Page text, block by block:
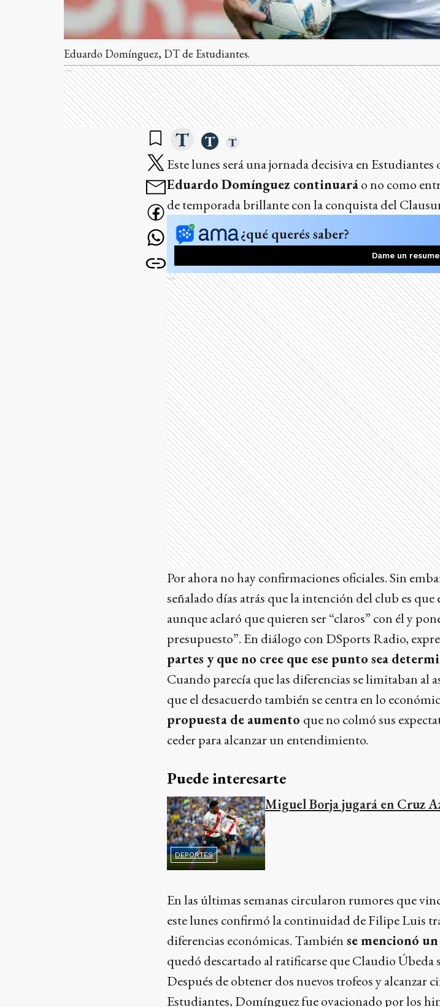
Eduardo Domínguez, DT de Estudiantes.
Ads
Este lunes será una jornada decisiva en Estudiantes
Eduardo Domínguez continuaráo no como
de temporada brillante con la conquista del
¿qué querés saber?
Dame un
Ads
Por ahora no hay confirmaciones oficiales. Sin
señalado días atrás que la intención del club es
aunque aclaró que quieren ser “claros” con él y
presupuesto”. En diálogo con DSports Radio,
partes y que no cree que ese punto sea
Cuando parecía que las diferencias se limitaban
que el desacuerdo también se centra en lo
propuesta de aumento que no colmó sus
ceder para alcanzar un entendimiento.
Puede interesarte
DEPORTES
Miguel Borja jugará en Cruz
En las últimas semanas circularon rumores que
este lunes confirmó la continuidad de Filipe Luis
diferencias económicas. También se mencionó
quedó descartado al ratificarse que Claudio Úbeda
Después de obtener dos nuevos trofeos y alcanzar
Estudiantes, Domínguez fue ovacionado por los